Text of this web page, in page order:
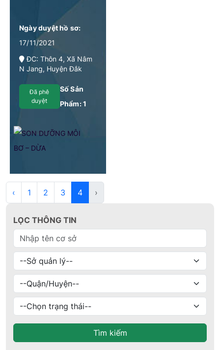
Ngày duyệt hồ sơ:
17/11/2021
ĐC: Thôn 4, Xã Nâm
N Jang, Huyện Đắk
Đã phê
duyệt
Số Sản
Phẩm:1
‹ 1 2 3 4 ›
LỌC THÔNG TIN
Tìm kiếm